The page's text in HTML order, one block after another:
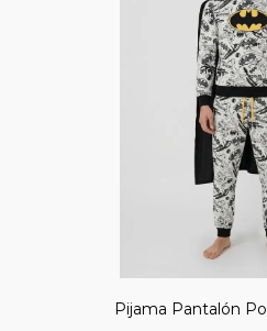
Pijama Pantalón